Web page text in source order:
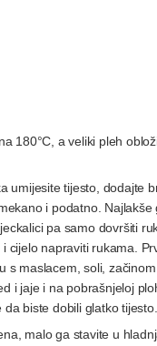
180°C, a veliki pleh
umijesite tijesto, dodajte
i podatno. Najlakše
pa samo dovršiti
cijelo napraviti rukama.
s maslacem, soli,
i jaje i na pobrašnjeloj
biste dobili glatko tijesto.
malo ga stavite u